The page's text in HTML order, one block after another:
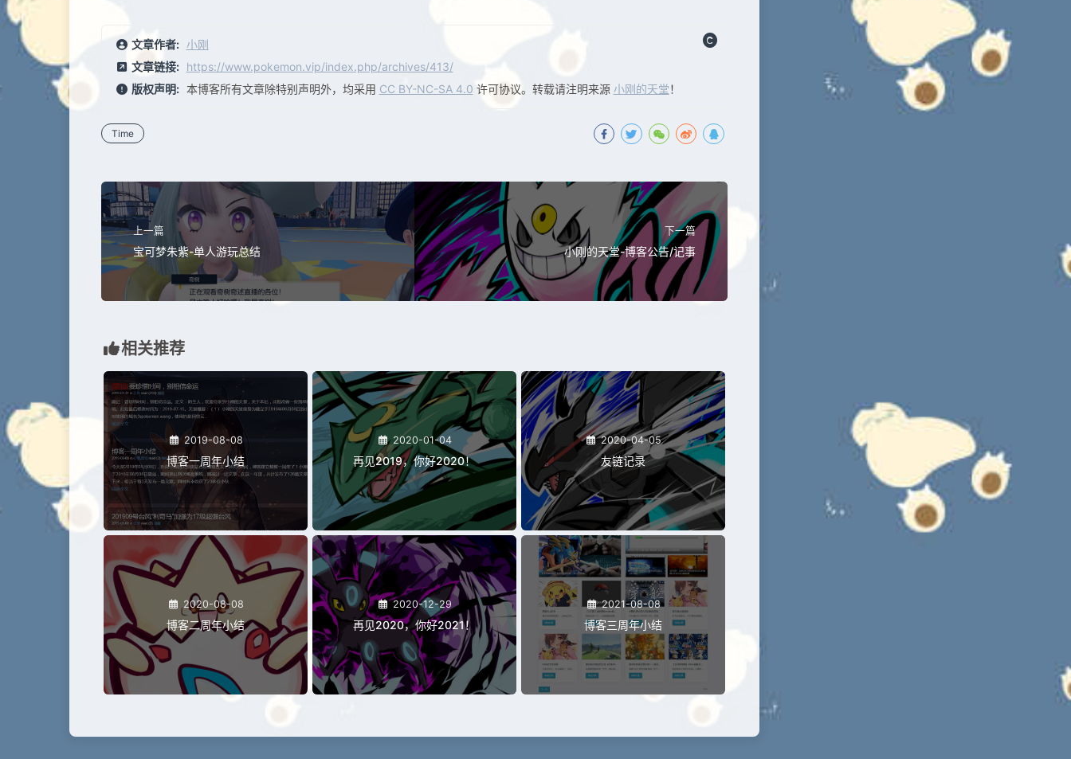
文章作者: 小刚
文章链接: https://www.pokemon.vip/index.php/archives/413/
版权声明: 本博客所有文章除特别声明外，均采用 CC BY-NC-SA 4.0 许可协议。转载请注明来源 小刚的天堂！
Time
上一篇
宝可梦朱紫-单人游玩总结
下一篇
小刚的天堂-博客公告/记事
相关推荐
2019-08-08
博客一周年小结
2020-01-04
再见2019，你好2020！
2020-04-05
友链记录
2020-08-08
博客二周年小结
2020-12-29
再见2020，你好2021！
2021-08-08
博客三周年小结